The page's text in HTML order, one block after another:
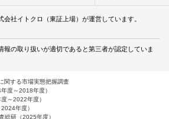
会社イトクロ（東証上場）が運営しています。
報の取り扱いが適切であると第三者が認定していま
関する市場実態把握調査
度～2018年度）
～2022年度）
年度）
総研（2025年度）